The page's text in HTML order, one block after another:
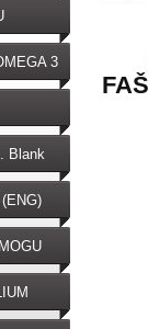
3
Blank